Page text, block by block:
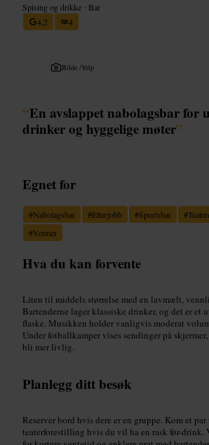
Spising og drikke • Bar
4,2
4
Bilde /Yelp
“En avslappet nabolagsbar for
drinker og hyggelige møter”
Egnet for
#Nabolagsbar #Etterjobb #Sportsbar #
#Venner
Hva du kan forvente
Liten til middels størrelse med en lavmælt,
Bartenderne lager klassiske drinker, og det er et
flaske. Musikken holder vanligvis moderat
Under fotballkamper vises sendinger på
bli mer livlig.
Planlegg ditt besøk
Reserver bord hvis dere er en gruppe. Kom et
teaterforestilling hvis du vil ha en rask før-drink.